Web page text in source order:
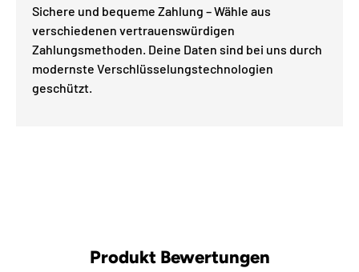
Sichere und bequeme Zahlung – Wähle aus
verschiedenen vertrauenswürdigen
Zahlungsmethoden. Deine Daten sind bei uns durch
modernste Verschlüsselungstechnologien
geschützt.
Produkt Bewertungen